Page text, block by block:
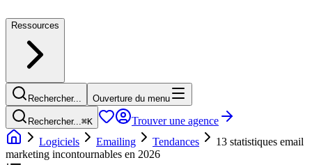
Ressources
Rechercher... Ouverture du menu
Rechercher...⌘K
Trouver une agence
Logiciels
Emailing Tendances
13 statistiques email
marketing incontournables en 2026